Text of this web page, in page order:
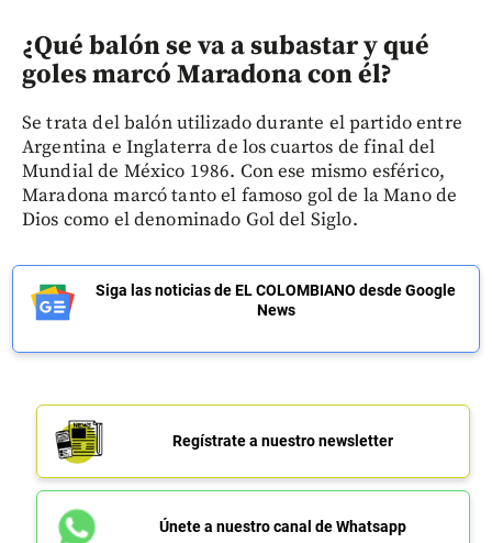
¿Qué balón se va a subastar y qué
goles marcó Maradona con él?
Se trata del balón utilizado durante el partido entre
Argentina e Inglaterra de los cuartos de final del
Mundial de México 1986. Con ese mismo esférico,
Maradona marcó tanto el famoso gol de la Mano de
Dios como el denominado Gol del Siglo.
Siga las noticias de EL COLOMBIANO desde Google
News
Regístrate a nuestro newsletter
Únete a nuestro canal de Whatsapp